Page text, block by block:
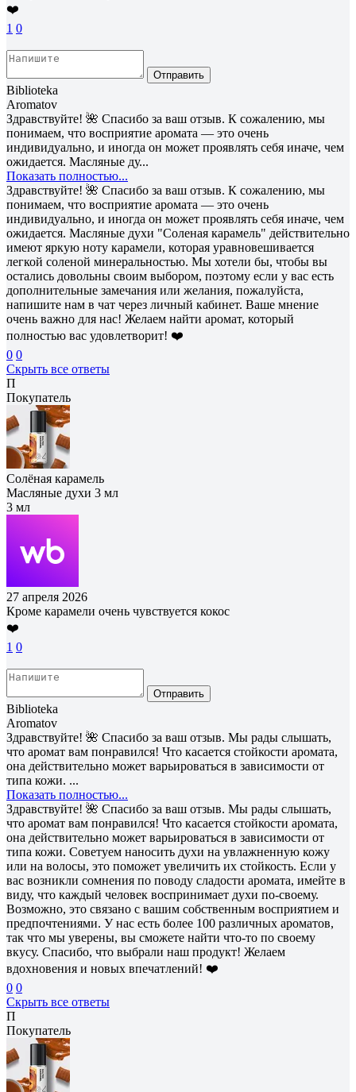
❤️
1 0
Отправить
Biblioteka
Aromatov
Здравствуйте! 🌺 Спасибо за ваш отзыв. К сожалению, мы
понимаем, что восприятие аромата — это очень
индивидуально, и иногда он может проявлять себя иначе, чем
ожидается. Масляные ду...
Показать полностью...
Здравствуйте! 🌺 Спасибо за ваш отзыв. К сожалению, мы
понимаем, что восприятие аромата — это очень
индивидуально, и иногда он может проявлять себя иначе, чем
ожидается. Масляные духи "Соленая карамель" действительно
имеют яркую ноту карамели, которая уравновешивается
легкой соленой минеральностью. Мы хотели бы, чтобы вы
остались довольны своим выбором, поэтому если у вас есть
дополнительные замечания или желания, пожалуйста,
напишите нам в чат через личный кабинет. Ваше мнение
очень важно для нас! Желаем найти аромат, который
полностью вас удовлетворит! ❤️
0 0
Скрыть все ответы
П
Покупатель
Солёная карамель
Масляные духи 3 мл
3 мл
27 апреля 2026
Кроме карамели очень чувствуется кокос
❤️
1 0
Отправить
Biblioteka
Aromatov
Здравствуйте! 🌺 Спасибо за ваш отзыв. Мы рады слышать,
что аромат вам понравился! Что касается стойкости аромата,
она действительно может варьироваться в зависимости от
типа кожи. ...
Показать полностью...
Здравствуйте! 🌺 Спасибо за ваш отзыв. Мы рады слышать,
что аромат вам понравился! Что касается стойкости аромата,
она действительно может варьироваться в зависимости от
типа кожи. Советуем наносить духи на увлажненную кожу
или на волосы, это поможет увеличить их стойкость. Если у
вас возникли сомнения по поводу сладости аромата, имейте в
виду, что каждый человек воспринимает духи по-своему.
Возможно, это связано с вашим собственным восприятием и
предпочтениями. У нас есть более 100 различных ароматов,
так что мы уверены, вы сможете найти что-то по своему
вкусу. Спасибо, что выбрали наш продукт! Желаем
вдохновения и новых впечатлений! ❤️
0 0
Скрыть все ответы
П
Покупатель